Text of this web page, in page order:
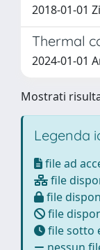
2018-01-01
Thermal
2024-01-01
Mostrati
Legenda
file ad
file
file
file
file sotto